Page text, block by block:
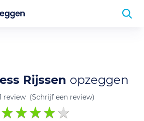
Rijssen opzeggen
review (Schrijf een review)